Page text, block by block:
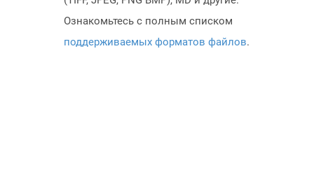
Ознакомьтесь с полным списком
поддерживаемых форматов файлов.